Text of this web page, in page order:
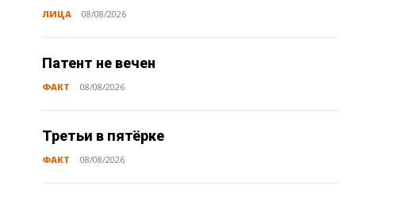
ЛИЦА 08/08/2026
Патент не вечен
ФАКТ 08/08/2026
Третьи в пятёрке
ФАКТ 08/08/2026